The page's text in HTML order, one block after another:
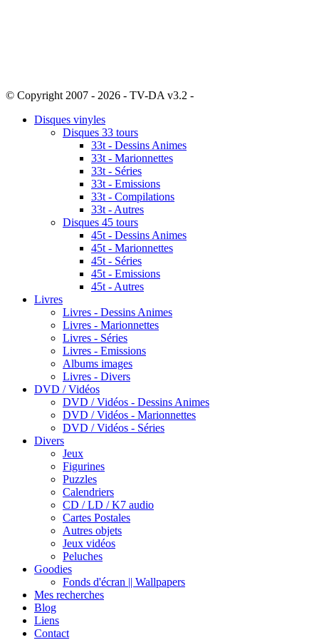
© Copyright 2007 - 2026 - TV-DA v3.2 -
Disques vinyles
Disques 33 tours
33t - Dessins Animes
33t - Marionnettes
33t - Séries
33t - Emissions
33t - Compilations
33t - Autres
Disques 45 tours
45t - Dessins Animes
45t - Marionnettes
45t - Séries
45t - Emissions
45t - Autres
Livres
Livres - Dessins Animes
Livres - Marionnettes
Livres - Séries
Livres - Emissions
Albums images
Livres - Divers
DVD / Vidéos
DVD / Vidéos - Dessins Animes
DVD / Vidéos - Marionnettes
DVD / Vidéos - Séries
Divers
Jeux
Figurines
Puzzles
Calendriers
CD / LD / K7 audio
Cartes Postales
Autres objets
Jeux vidéos
Peluches
Goodies
Fonds d'écran || Wallpapers
Mes recherches
Blog
Liens
Contact